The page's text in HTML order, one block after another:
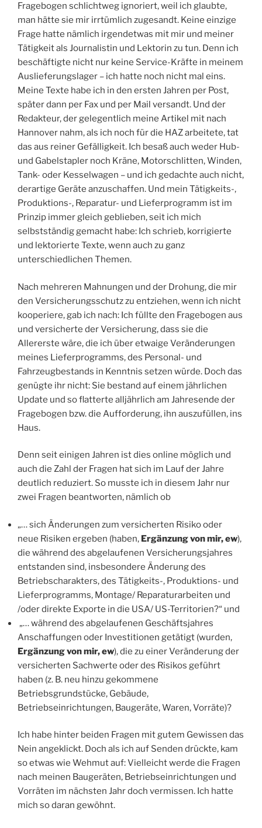
Fragebogen schlichtweg ignoriert, weil ich glaubte,
man hätte sie mir irrtümlich zugesandt. Keine einzige
Frage hatte nämlich irgendetwas mit mir und meiner
Tätigkeit als Journalistin und Lektorin zu tun. Denn ich
beschäftigte nicht nur keine Service-Kräfte in meinem
Auslieferungslager – ich hatte noch nicht mal eins.
Meine Texte habe ich in den ersten Jahren per Post,
später dann per Fax und per Mail versandt. Und der
Redakteur, der gelegentlich meine Artikel mit nach
Hannover nahm, als ich noch für die HAZ arbeitete, tat
das aus reiner Gefälligkeit. Ich besaß auch weder Hub-
und Gabelstapler noch Kräne, Motorschlitten, Winden,
Tank- oder Kesselwagen – und ich gedachte auch nicht,
derartige Geräte anzuschaffen. Und mein Tätigkeits-,
Produktions-, Reparatur- und Lieferprogramm ist im
Prinzip immer gleich geblieben, seit ich mich
selbstständig gemacht habe: Ich schrieb, korrigierte
und lektorierte Texte, wenn auch zu ganz
unterschiedlichen Themen.
Nach mehreren Mahnungen und der Drohung, die mir
den Versicherungsschutz zu entziehen, wenn ich nicht
kooperiere, gab ich nach: Ich füllte den Fragebogen aus
und versicherte der Versicherung, dass sie die
Allererste wäre, die ich über etwaige Veränderungen
meines Lieferprogramms, des Personal- und
Fahrzeugbestands in Kenntnis setzen würde. Doch das
genügte ihr nicht: Sie bestand auf einem jährlichen
Update und so flatterte alljährlich am Jahresende der
Fragebogen bzw. die Aufforderung, ihn auszufüllen, ins
Haus.
Denn seit einigen Jahren ist dies online möglich und
auch die Zahl der Fragen hat sich im Lauf der Jahre
deutlich reduziert. So musste ich in diesem Jahr nur
zwei Fragen beantworten, nämlich ob
„… sich Änderungen zum versicherten Risiko oder
neue Risiken ergeben (haben, Ergänzung von mir, ew),
die während des abgelaufenen Versicherungsjahres
entstanden sind, insbesondere Änderung des
Betriebscharakters, des Tätigkeits-, Produktions- und
Lieferprogramms, Montage/ Reparaturarbeiten und
/oder direkte Exporte in die USA/ US-Territorien?“ und
„… während des abgelaufenen Geschäftsjahres
Anschaffungen oder Investitionen getätigt (wurden,
Ergänzung von mir, ew), die zu einer Veränderung der
versicherten Sachwerte oder des Risikos geführt
haben (z. B. neu hinzu gekommene
Betriebsgrundstücke, Gebäude,
Betriebseinrichtungen, Baugeräte, Waren, Vorräte)?
Ich habe hinter beiden Fragen mit gutem Gewissen das
Nein angeklickt. Doch als ich auf Senden drückte, kam
so etwas wie Wehmut auf: Vielleicht werde die Fragen
nach meinen Baugeräten, Betriebseinrichtungen und
Vorräten im nächsten Jahr doch vermissen. Ich hatte
mich so daran gewöhnt.